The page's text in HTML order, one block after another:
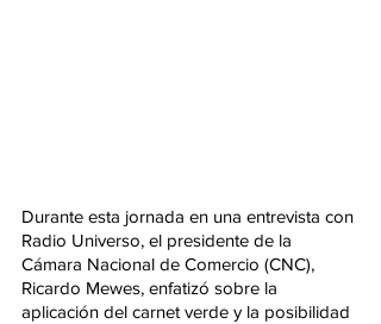
Durante esta jornada en una entrevista con
Radio Universo, el presidente de la
Cámara Nacional de Comercio (CNC),
Ricardo Mewes, enfatizó sobre la
aplicación del carnet verde y la posibilidad